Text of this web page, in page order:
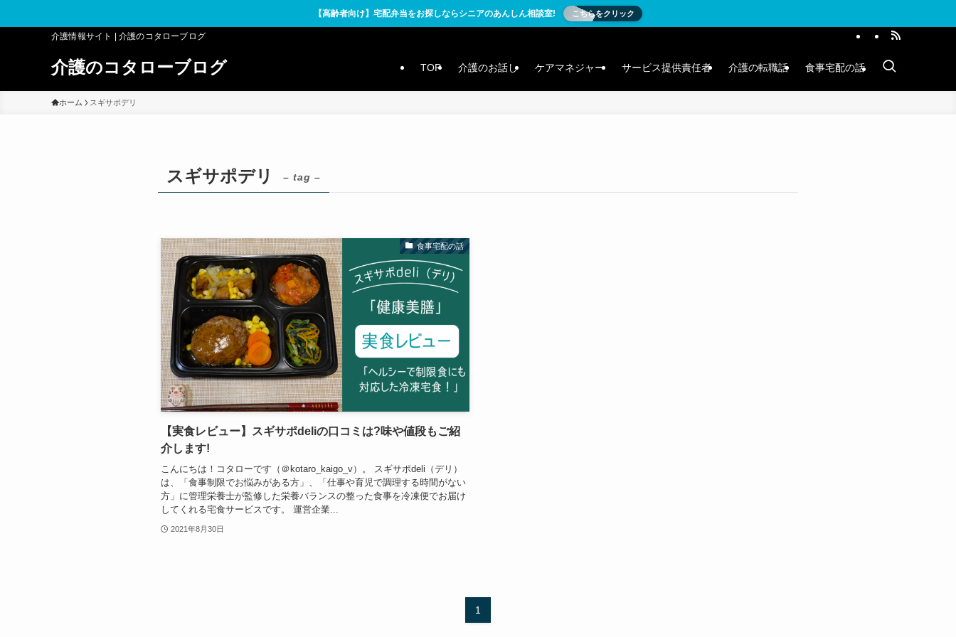
【高齢者向け】宅配弁当をお探しならシニアのあんしん相談室! こちらをクリック
介護情報サイト | 介護のコタローブログ
介護のコタローブログ TOP 介護のお話し ケアマネジャー サービス提供責任者 介護の転職話 食事宅配の話
ホーム スギサポデリ
スギサポデリ – tag –
食事宅配の話
【実食レビュー】スギサポdeliの口コミは?味や値段もご紹
介します!
こんにちは！コタローです（＠kotaro_kaigo_v）。 スギサポdeli（デリ）
は、「食事制限でお悩みがある方」、「仕事や育児で調理する時間がない
方」に管理栄養士が監修した栄養バランスの整った食事を冷凍便でお届け
してくれる宅食サービスです。 運営企業...
2021年8月30日
1